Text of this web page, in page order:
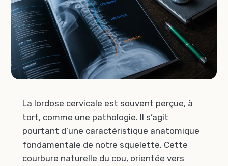
La lordose cervicale est souvent perçue, à
tort, comme une pathologie. Il s’agit
pourtant d’une caractéristique anatomique
fondamentale de notre squelette. Cette
courbure naturelle du cou, orientée vers